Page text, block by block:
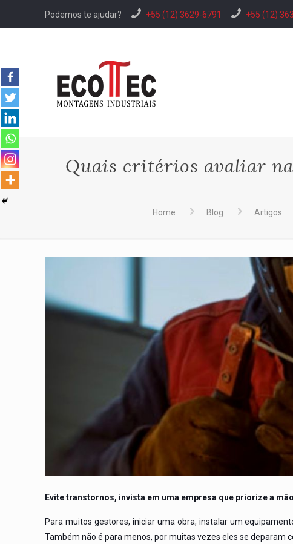
Podemos te ajudar? +55 (12) 3629-6791 +55 (12)
Quais critérios avaliar
Home Blog Artigos
Evite transtornos, invista em uma empresa que priorize a
Para muitos gestores, iniciar uma obra, instalar um
Também não é para menos, por muitas vezes eles se deparam